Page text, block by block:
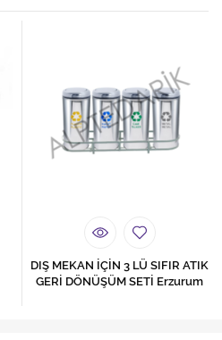
DIŞ MEKAN İÇİN 3 LÜ SIFIR ATIK
GERİ DÖNÜŞÜM SETİ Erzurum